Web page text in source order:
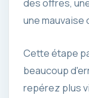
des offres,
une mauvaise
Cette étape
beaucoup
repérez plus